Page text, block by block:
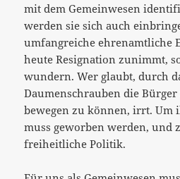
mit dem Gemeinwesen
werden sie sich auch
umfangreiche ehrenamtliche
heute Resignation zunimmt,
wundern. Wer glaubt, durch
Daumenschrauben die
bewegen zu können, irrt. Um
muss geworben werden, und
freiheitliche Politik.